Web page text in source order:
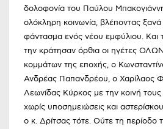
δολοφονία του Παύλου
ολόκληρη κοινωνία, βλέποντας
φάντασμα ενός νέου εμφύλιου. Και
την κράτησαν όρθια οι ηγέτες
κομμάτων της εποχής, ο
Ανδρέας Παπανδρέου, ο Χαρίλαος
Λεωνίδας Κύρκος με την κοινή τους
χωρίς υποσημειώσεις και
ο κ. Δρίτσας τότε. Ούτε τη περίοδο